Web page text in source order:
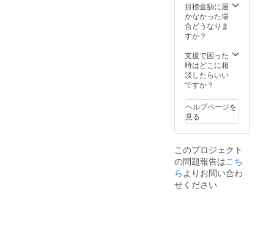
目標金額に届
かなかった場
合どうなりま
すか？
支援で困った
時はどこに相
談したらいい
ですか？
ヘルプページを
見る
このプロジェクト
の問題報告はこち
らよりお問い合わ
せください